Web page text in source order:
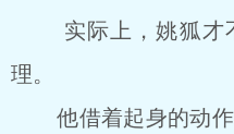
实际上，姚狐才不
理。
他借着起身的动作